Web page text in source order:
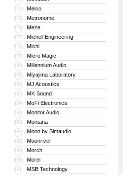
174 Melco
175 Metronome
176 Meze
177 Michell Engineering
178 Michi
179 Micro Magic
180 Millennium Audio
181 Miyajima Laboratory
182 MJ Acoustics
183 MK Sound
184 MoFi Electronics
185 Monitor Audio
186 Montana
187 Moon by Simaudio
188 Moonriver
189 Morch
190 Morel
191 MSB Technology